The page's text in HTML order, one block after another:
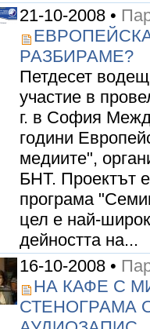
21-10-2008 •
РАЗБИРАМЕ?
Петдесет
участие в
г. в София
години
медиите",
БНТ. Проектът
програма
цел е най-
дейността на...
16-10-2008 •
НА КАФЕ С
СТЕНОГРАМА